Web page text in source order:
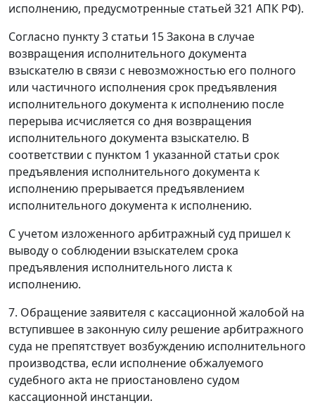
исполнению, предусмотренные статьей 321 АПК РФ).
Согласно пункту 3 статьи 15Закона в случае
возвращения исполнительного документа
взыскателю в связи с невозможностью его полного
или частичного исполнения срок предъявления
исполнительного документа к исполнению после
перерыва исчисляется со дня возвращения
исполнительного документа взыскателю. В
соответствии с пунктом 1 указанной статьи срок
предъявления исполнительного документа к
исполнению прерывается предъявлением
исполнительного документа к исполнению.
С учетом изложенного арбитражный суд пришел к
выводу о соблюдении взыскателем срока
предъявления исполнительного листа к
исполнению.
7. Обращение заявителя с кассационной жалобой на
вступившее в законную силу решение арбитражного
суда не препятствует возбуждению исполнительного
производства, если исполнение обжалуемого
судебного акта не приостановлено судом
кассационной инстанции.